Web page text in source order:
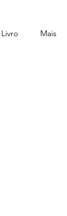
Mais